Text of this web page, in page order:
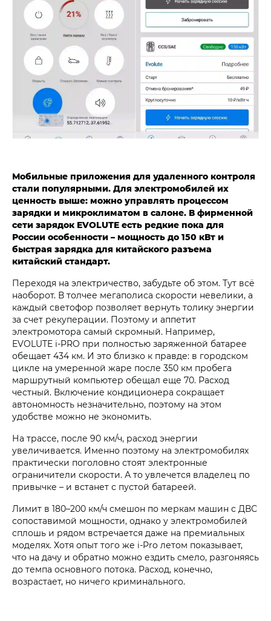
Мобильные приложения для удаленного контроля
стали популярными. Для электромобилей их
ценность выше: можно управлять процессом
зарядки и микроклиматом в салоне. В фирменной
сети зарядок EVOLUTE есть редкие пока для
России особенности – мощность до 150 кВт и
быстрая зарядка для китайского разъема
китайский стандарт.
Переходя на электричество, забудьте об этом. Тут всё
наоборот. В толчее мегаполиса скорости невелики, а
каждый светофор позволяет вернуть толику энергии
за счет рекуперации. Поэтому и аппетит
электромотора самый скромный. Например,
EVOLUTE i‑PRO при полностью заряженной батарее
обещает 434 км. И это близко к правде: в городском
цикле на умеренной жаре после 350 км пробега
маршрутный компьютер обещал еще 70. Расход
честный. Включение кондиционера сокращает
автономность незначительно, поэтому на этом
удобстве можно не экономить.
На трассе, после 90 км/ч, расход энергии
увеличивается. Именно поэтому на электромобилях
практически поголовно стоят электронные
ограничители скорости. А то увлечется владелец по
привычке – и встанет с пустой батареей.
Лимит в 180–200 км/ч смешон по меркам машин с ДВС
сопоставимой мощности, однако у электромобилей
сплошь и рядом встречается даже на премиальных
моделях. Хотя опыт того же i‑Pro летом показывает,
что на дачу и обратно можно ездить смело, разгоняясь
до темпа основного потока. Расход, конечно,
возрастает, но ничего криминального.